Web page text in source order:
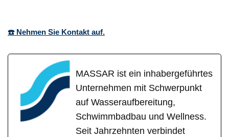
☎️ Nehmen Sie Kontakt auf.
MASSAR ist ein inhabergeführtes
Unternehmen mit Schwerpunkt
auf Wasseraufbereitung,
Schwimmbadbau und Wellness.
Seit Jahrzehnten verbindet